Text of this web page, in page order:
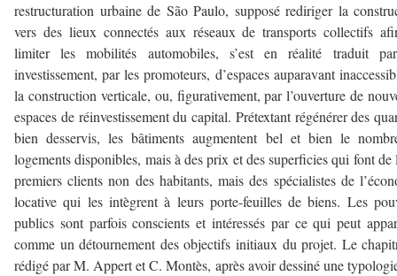
restructuration urbaine de São Paulo, supposé rediriger la
vers des lieux connectés aux réseaux de transports collectifs
limiter les mobilités automobiles, s’est en réalité traduit
investissement, par les promoteurs, d’espaces auparavant
la construction verticale, ou, figurativement, par l’ouverture de
espaces de réinvestissement du capital. Prétextant régénérer des
bien desservis, les bâtiments augmentent bel et bien le
logements disponibles, mais à des prix et des superficies qui font de
premiers clients non des habitants, mais des spécialistes de
locative qui les intègrent à leurs porte-feuilles de biens. Les
publics sont parfois conscients et intéressés par ce qui peut
comme un détournement des objectifs initiaux du projet. Le
rédigé par M. Appert et C. Montès, après avoir dessiné une